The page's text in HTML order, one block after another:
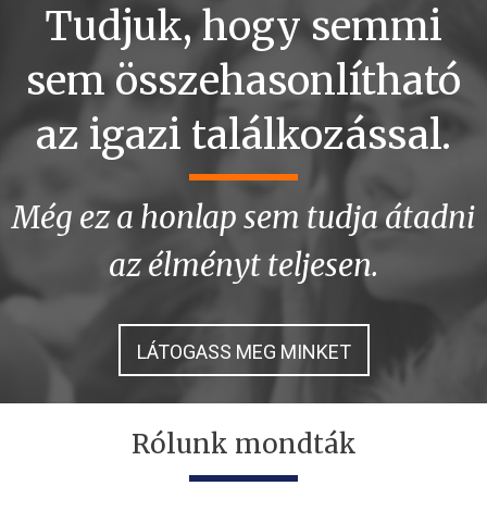
Tudjuk, hogy semmi
sem összehasonlítható
az igazi találkozással.
Még ez a honlap sem tudja átadni
az élményt teljesen.
LÁTOGASS MEG MINKET
Rólunk mondták